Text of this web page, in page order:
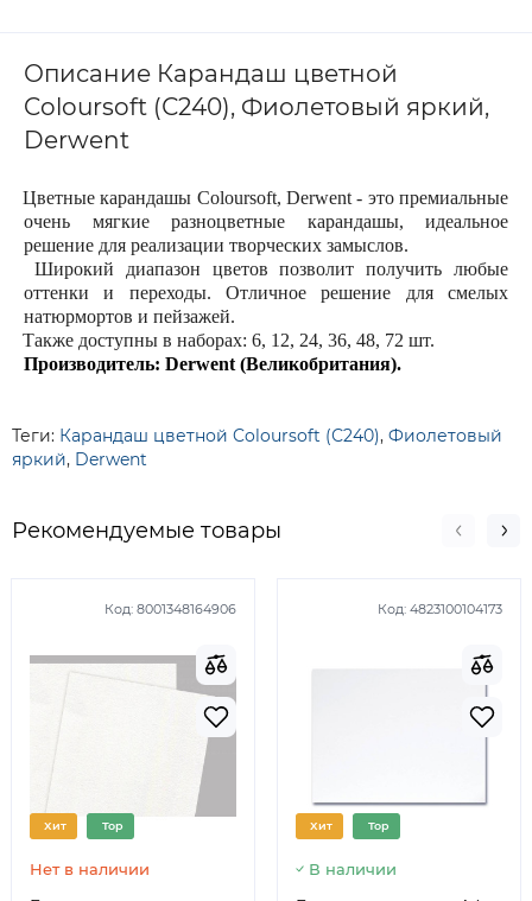
Описание Карандаш цветной
Coloursoft (С240), Фиолетовый яркий,
Derwent
Цветные карандашы Coloursoft, Derwent - это премиальные
очень мягкие разноцветные карандашы, идеальное
решение для реализации творческих замыслов.
Широкий диапазон цветов позволит получить любые
оттенки и переходы. Отличное решение для смелых
натюрмортов и пейзажей.
Также доступны в наборах: 6, 12, 24, 36, 48, 72 шт.
Производитель: Derwent (Великобритания).
Теги: Карандаш цветной Coloursoft (С240), Фиолетовый
яркий, Derwent
Рекомендуемые товары
Код: 8001348164906
Хит Top
Нет в наличии
Код: 4823100104173
Хит Top
В наличии